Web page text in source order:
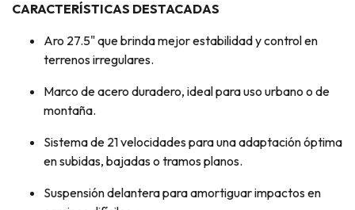
CARACTERÍSTICAS DESTACADAS
Aro 27.5" que brinda mejor estabilidad y control en
terrenos irregulares.
Marco de acero duradero, ideal para uso urbano o de
montaña.
Sistema de 21 velocidades para una adaptación óptima
en subidas, bajadas o tramos planos.
Suspensión delantera para amortiguar impactos en